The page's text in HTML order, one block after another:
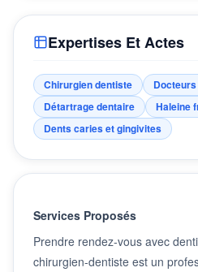
Expertises Et Actes
Chirurgien dentiste
Détartrage dentaire
Haleine
Dents caries et gingivites
Services Proposés
Prendre rendez-vous avec
chirurgien-dentiste est un